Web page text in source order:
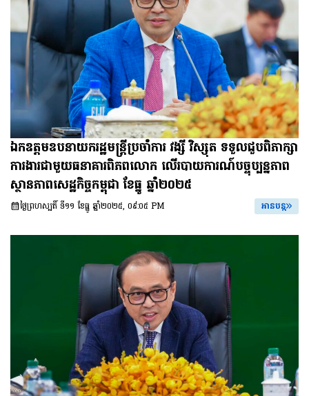
ឯកឧត្តមឧបនាយករដ្ឋមន្ត្រីប្រចាំការ វង្សី វិស្សុត ទទួលជួបពិភាក្សា
ការងារជាមួយធនាគារពិភពលោក លើរបាយការណ៍បច្ចុប្បន្នភាព
ស្ថានភាពសេដ្ឋកិច្ចកម្ពុជា ខែធ្នូ ឆ្នាំ២០២៥
ថ្ងៃព្រហស្បតិ៍ ទី១១ ខែធ្នូ ឆ្នាំ២០២៥, ០៩:០៥ PM អានបន្ត